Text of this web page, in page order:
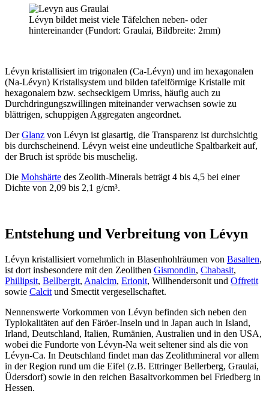
Lévyn bildet meist viele Täfelchen neben- oder
hintereinander (Fundort: Graulai, Bildbreite: 2mm)
Lévyn kristallisiert im trigonalen (Ca-Lévyn) und im hexagonalen
(Na-Lévyn) Kristallsystem und bilden tafelförmige Kristalle mit
hexagonalem bzw. sechseckigem Umriss, häufig auch zu
Durchdringungszwillingen miteinander verwachsen sowie zu
blättrigen, schuppigen Aggregaten angeordnet.
DerGlanz von Lévyn ist glasartig, die Transparenz ist durchsichtig
bis durchscheinend. Lévyn weist eine undeutliche Spaltbarkeit auf,
der Bruch ist spröde bis muschelig.
Die Mohshärte des Zeolith-Minerals beträgt 4 bis 4,5 bei einer
Dichte von 2,09 bis 2,1 g/cm³.
Entstehung und Verbreitung von Lévyn
Lévyn kristallisiert vornehmlich in Blasenhohlräumen von Basalten,
ist dort insbesondere mit den Zeolithen Gismondin, Chabasit,
Phillipsit, Bellbergit, Analcim, Erionit, Willhendersonit und Offretit
sowie Calcit und Smectit vergesellschaftet.
Nennenswerte Vorkommen von Lévyn befinden sich neben den
Typlokalitäten auf den Färöer-Inseln und in Japan auch in Island,
Irland, Deutschland, Italien, Rumänien, Australien und in den USA,
wobei die Fundorte von Lévyn-Na weit seltener sind als die von
Lévyn-Ca. In Deutschland findet man das Zeolithmineral vor allem
in der Region rund um die Eifel (z.B. Ettringer Bellerberg, Graulai,
Üdersdorf) sowie in den reichen Basaltvorkommen bei Friedberg in
Hessen.